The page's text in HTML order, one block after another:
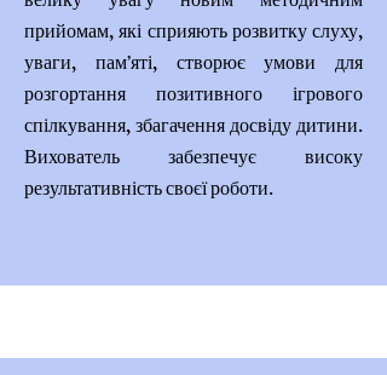
прийомам, які сприяють розвитку слуху,
уваги, пам’яті, створює умови для
розгортання позитивного ігрового
спілкування, збагачення досвіду дитини.
Вихователь забезпечує високу
результативність своєї роботи.